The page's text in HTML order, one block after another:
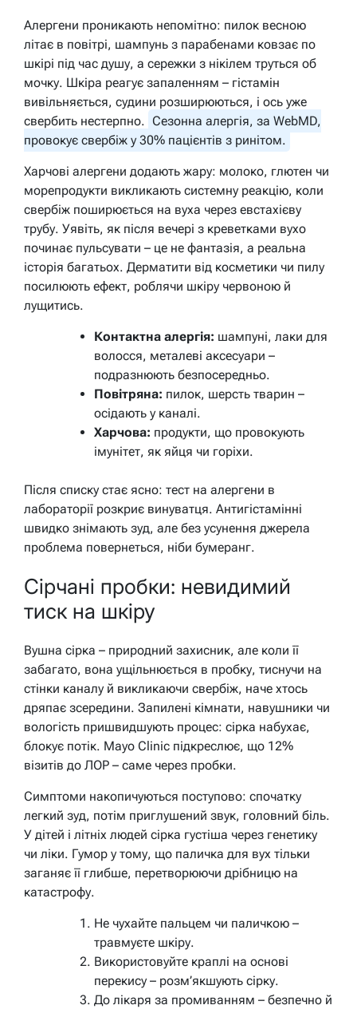
Алергени проникають непомітно: пилок весною
літає в повітрі, шампунь з парабенами ковзає по
шкірі під час душу, а сережки з нікілем труться об
мочку. Шкіра реагує запаленням – гістамін
вивільняється, судини розширюються, і ось уже
свербить нестерпно. Сезонна алергія, за WebMD,
провокує свербіж у 30% пацієнтів з ринітом.
Харчові алергени додають жару: молоко, глютен чи
морепродукти викликають системну реакцію, коли
свербіж поширюється на вуха через евстахієву
трубу. Уявіть, як після вечері з креветками вухо
починає пульсувати – це не фантазія, а реальна
історія багатьох. Дерматити від косметики чи пилу
посилюють ефект, роблячи шкіру червоною й
лущитись.
Контактна алергія: шампуні, лаки для
волосся, металеві аксесуари –
подразнюють безпосередньо.
Повітряна: пилок, шерсть тварин –
осідають у каналі.
Харчова: продукти, що провокують
імунітет, як яйця чи горіхи.
Після списку стає ясно: тест на алергени в
лабораторії розкриє винуватця. Антигістамінні
швидко знімають зуд, але без усунення джерела
проблема повернеться, ніби бумеранг.
Сірчані пробки: невидимий
тиск на шкіру
Вушна сірка – природний захисник, але коли її
забагато, вона ущільнюється в пробку, тиснучи на
стінки каналу й викликаючи свербіж, наче хтось
дряпає зсередини. Запилені кімнати, навушники чи
вологість пришвидшують процес: сірка набухає,
блокує потік. Mayo Clinic підкреслює, що 12%
візитів до ЛОР – саме через пробки.
Симптоми накопичуються поступово: спочатку
легкий зуд, потім приглушений звук, головний біль.
У дітей і літніх людей сірка густіша через генетику
чи ліки. Гумор у тому, що паличка для вух тільки
заганяє її глибше, перетворюючи дрібницю на
катастрофу.
Не чухайте пальцем чи паличкою –
травмуєте шкіру.
Використовуйте краплі на основі
перекису – розм’якшують сірку.
До лікаря за промиванням – безпечно й